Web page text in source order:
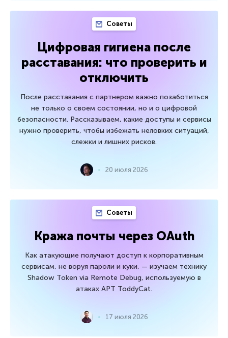
Советы
Цифровая гигиена после
расставания: что проверить и
отключить
После расставания с партнером важно позаботиться
не только о своем состоянии, но и о цифровой
безопасности. Рассказываем, какие доступы и сервисы
нужно проверить, чтобы избежать неловких ситуаций,
слежки и лишних рисков.
20 июля 2026
Советы
Кража почты через OAuth
Как атакующие получают доступ к корпоративным
сервисам, не воруя пароли и куки, — изучаем технику
Shadow Token via Remote Debug, используемую в
атаках APT ToddyCat.
17 июля 2026